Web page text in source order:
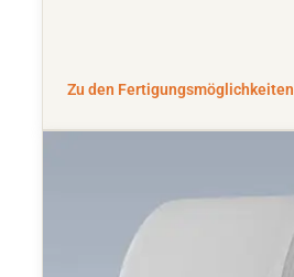
Zu den Fertigungsmöglichkeiten